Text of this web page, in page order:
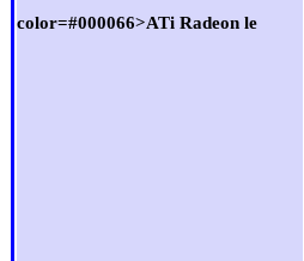
color=#000066>ATi Radeon le